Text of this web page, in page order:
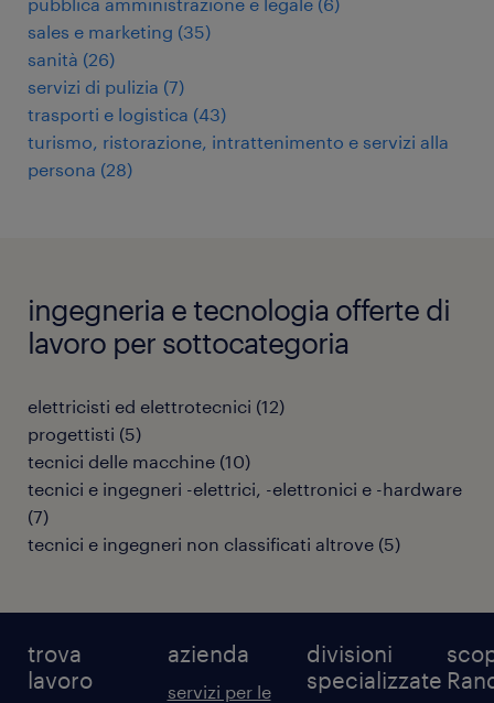
sales e marketing (35)
sanità (26)
servizi di pulizia (7)
trasporti e logistica (43)
turismo, ristorazione, intrattenimento e servizi alla
persona (28)
ingegneria e tecnologia offerte di
lavoro per sottocategoria
elettricisti ed elettrotecnici (12)
progettisti (5)
tecnici delle macchine (10)
tecnici e ingegneri -elettrici, -elettronici e -hardware
(7)
tecnici e ingegneri non classificati altrove (5)
trova
lavoro
azienda
servizi per le
divisioni
specializzate